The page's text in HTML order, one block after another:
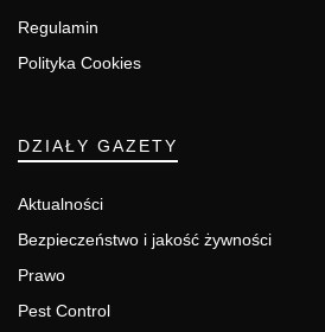
Regulamin
Polityka Cookies
DZIAŁY GAZETY
Aktualności
Bezpieczeństwo i jakość żywności
Prawo
Pest Control